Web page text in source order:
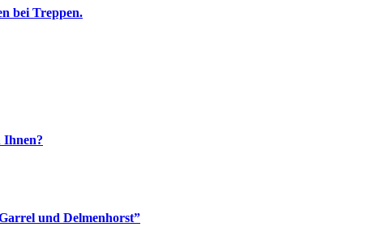
bei Treppen.
Ihnen?
und Delmenhorst”